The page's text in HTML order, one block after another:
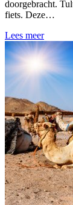
doorgebracht.
fiets. Deze…
Lees meer